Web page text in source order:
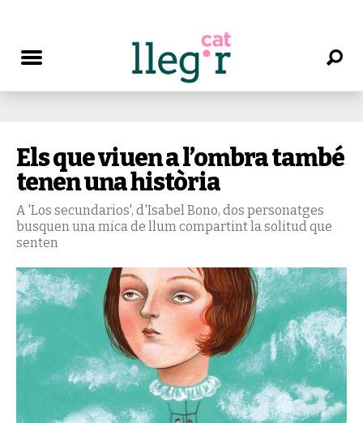
Els que viuen a l’ombra també
tenen una història
A 'Los secundarios', d'Isabel Bono, dos personatges
busquen una mica de llum compartint la solitud que
senten